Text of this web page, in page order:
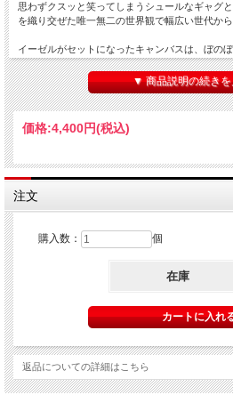
思わずクスッと笑ってしまうシュールなギャグ
を織り交ぜた唯一無二の世界観で幅広い世代か
イーゼルがセットになったキャンバスは、ぼの
のこと』のシーンを集めました。コミックスと
のたち。
いつもの空間にぼのぼのの癒しアートを飾って
■サイズ：250*310*88mm
■キャンバス：キャンバス綿
■印刷紙：キャラファイン専用紙（キャンバス用
【ご注意】
※取り寄せ商品となるため、ご入金確認後、お届
▼ 商品説明の続き
価格:4,400円(税込)
注文
購入数： 個
在庫
返品についての詳細はこちら